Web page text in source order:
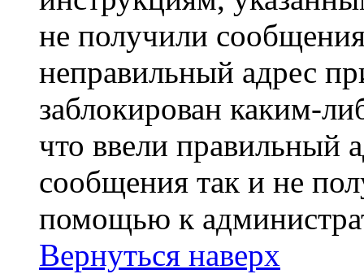
не получили
неправильный адрес
заблокирован каким-
что ввели правильный
сообщения так и не
помощью к
Вернуться наверх